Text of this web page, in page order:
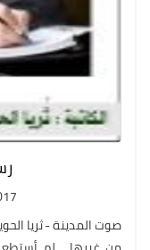
09-
صوت المدينة - ثريا